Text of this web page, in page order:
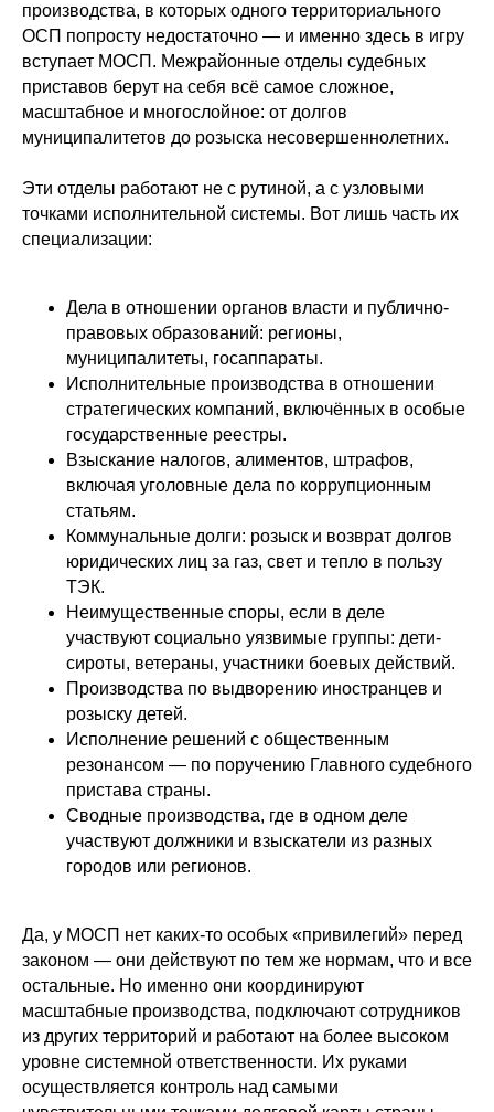
производства, в которых одного территориального
ОСП попросту недостаточно — и именно здесь в игру
вступает МОСП. Межрайонные отделы судебных
приставов берут на себя всё самое сложное,
масштабное и многослойное: от долгов
муниципалитетов до розыска несовершеннолетних.
Эти отделы работают не с рутиной, а с узловыми
точками исполнительной системы. Вот лишь часть их
специализации:
Дела в отношении органов власти и публично-
правовых образований: регионы,
муниципалитеты, госаппараты.
Исполнительные производства в отношении
стратегических компаний, включённых в особые
государственные реестры.
Взыскание налогов, алиментов, штрафов,
включая уголовные дела по коррупционным
статьям.
Коммунальные долги: розыск и возврат долгов
юридических лиц за газ, свет и тепло в пользу
ТЭК.
Неимущественные споры, если в деле
участвуют социально уязвимые группы: дети-
сироты, ветераны, участники боевых действий.
Производства по выдворению иностранцев и
розыску детей.
Исполнение решений с общественным
резонансом — по поручению Главного судебного
пристава страны.
Сводные производства, где в одном деле
участвуют должники и взыскатели из разных
городов или регионов.
Да, у МОСП нет каких-то особых «привилегий» перед
законом — они действуют по тем же нормам, что и все
остальные. Но именно они координируют
масштабные производства, подключают сотрудников
из других территорий и работают на более высоком
уровне системной ответственности. Их руками
осуществляется контроль над самыми